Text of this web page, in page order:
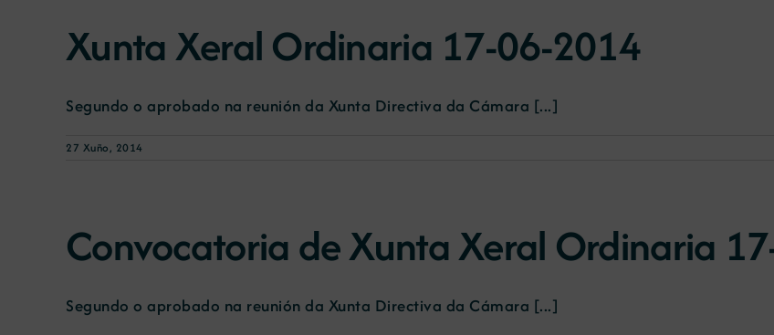
Xunta Xeral Ordinaria 17-06-2014
Segundo o aprobado na reunión da Xunta Directiva da Cámara [...]
27 Xuño, 2014
Convocatoria de Xunta Xeral Ordinaria
Segundo o aprobado na reunión da Xunta Directiva da Cámara [...]